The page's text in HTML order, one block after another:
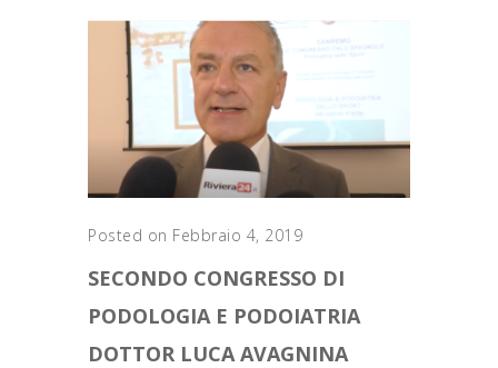
Posted on Febbraio 4, 2019
SECONDO CONGRESSO DI
PODOLOGIA E PODOIATRIA
DOTTOR LUCA AVAGNINA